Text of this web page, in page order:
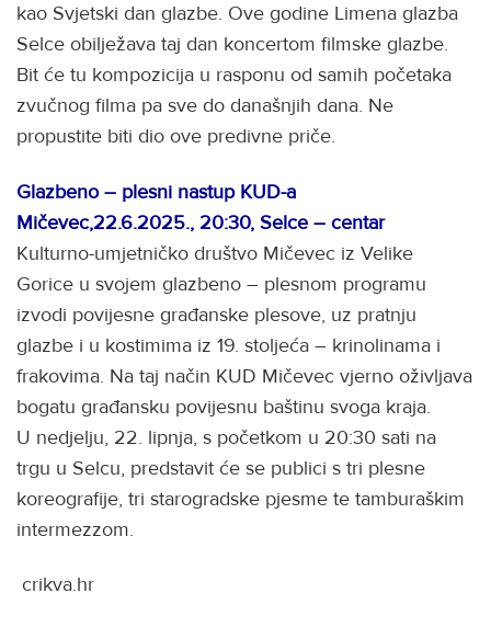
kao Svjetski dan glazbe. Ove godine Limena glazba
Selce obilježava taj dan koncertom filmske glazbe.
Bit će tu kompozicija u rasponu od samih početaka
zvučnog filma pa sve do današnjih dana. Ne
propustite biti dio ove predivne priče.
Glazbeno – plesni nastup KUD-a
Mičevec,22.6.2025., 20:30, Selce – centar
Kulturno-umjetničko društvo Mičevec iz Velike
Gorice u svojem glazbeno – plesnom programu
izvodi povijesne građanske plesove, uz pratnju
glazbe i u kostimima iz 19. stoljeća – krinolinama i
frakovima. Na taj način KUD Mičevec vjerno oživljava
bogatu građansku povijesnu baštinu svoga kraja.
U nedjelju, 22. lipnja, s početkom u 20:30 sati na
trgu u Selcu, predstavit će se publici s tri plesne
koreografije, tri starogradske pjesme te tamburaškim
intermezzom.
crikva.hr